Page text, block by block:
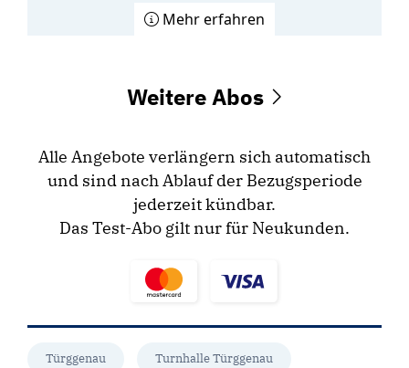
Mehr erfahren
Weitere Abos
Alle Angebote verlängern sich automatisch
und sind nach Ablauf der Bezugsperiode
jederzeit kündbar.
Das Test-Abo gilt nur für Neukunden.
Türggenau Turnhalle Türggenau